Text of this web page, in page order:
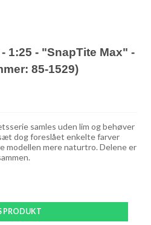
1:25 - "SnapTite Max" -
85-1529)
samles uden lim og behøver
dog foreslået enkelte farver
modellen mere naturtro. Delene er
PRODUKT